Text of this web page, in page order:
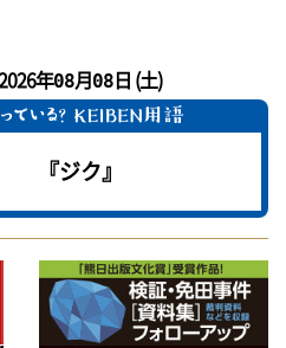
年08月08日 (土)
『ジク』